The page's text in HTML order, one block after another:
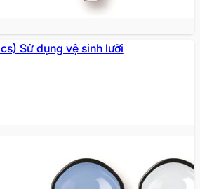
Sử dụng vệ sinh lưỡi